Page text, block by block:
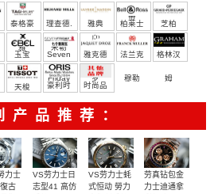
宝）
蒂
泰格豪
雅
理查德.
米勒
雅典 柏莱士 芝柏
玉宝 Seven
Friday
雅克德
罗
法兰克
穆勒
格林汉
姆
天梭 豪利时 时尚品
牌/原单
产品推荐：
力士
古
VS劳力士日
志型41 高仿
VS劳力士蚝
式恒动 勞力
劳真钻包金
力士迪通拿